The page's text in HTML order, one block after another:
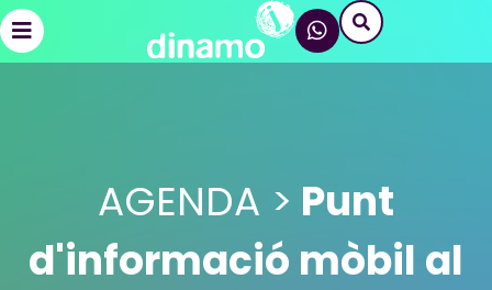
AGENDA > Punt
d'informació mòbil al